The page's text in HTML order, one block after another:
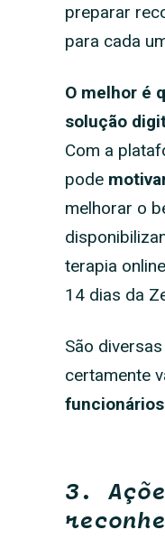
preparar
para cada
O melhor é
solução
Com a
pode
melhorar o
terapia
14 dias da
São
certamente
funcionários
3.